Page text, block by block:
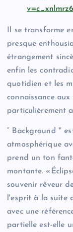
Il se transforme
presque
étrangement
enfin les
quotidien et les
connaissance
particulièrement
“ Background ''
atmosphérique
prend un ton
montante.
souvenir rêveur
l'esprit à la suite
avec une
partielle est-elle